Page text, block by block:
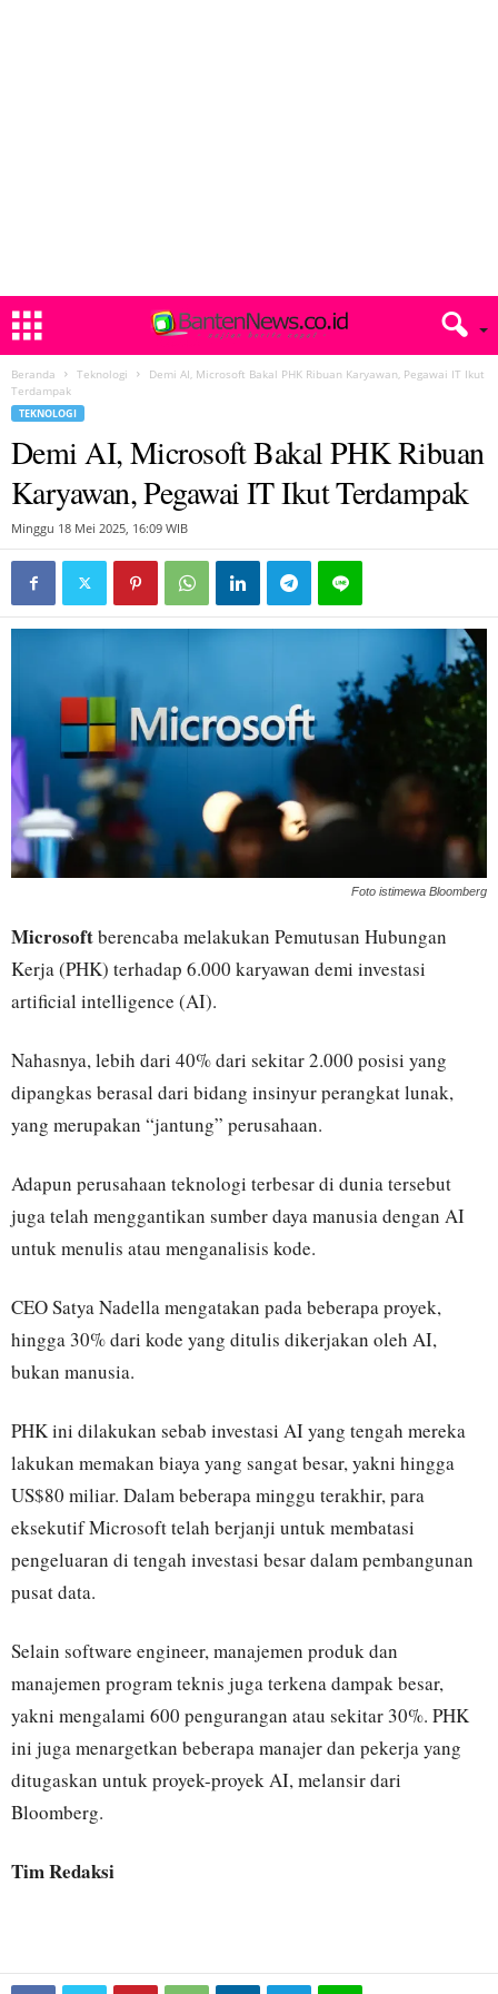
Beranda Teknologi
Demi AI, Microsoft Bakal PHK Ribuan Karyawan, Pegawai IT Ikut
Terdampak
TEKNOLOGI
Demi AI, Microsoft Bakal PHK Ribuan
Karyawan, Pegawai IT Ikut Terdampak
Minggu 18 Mei 2025, 16:09 WIB
Foto istimewa Bloomberg
Microsoftberencaba melakukan Pemutusan Hubungan
Kerja (PHK) terhadap 6.000 karyawan demi investasi
artificial intelligence (AI).
Nahasnya, lebih dari 40% dari sekitar 2.000 posisi yang
dipangkas berasal dari bidang insinyur perangkat lunak,
yang merupakan “jantung” perusahaan.
Adapun perusahaan teknologi terbesar di dunia tersebut
juga telah menggantikan sumber daya manusia dengan AI
untuk menulis atau menganalisis kode.
CEO Satya Nadella mengatakan pada beberapa proyek,
hingga 30% dari kode yang ditulis dikerjakan oleh AI,
bukan manusia.
PHK ini dilakukan sebab investasi AI yang tengah mereka
lakukan memakan biaya yang sangat besar, yakni hingga
US$80 miliar. Dalam beberapa minggu terakhir, para
eksekutif Microsoft telah berjanji untuk membatasi
pengeluaran di tengah investasi besar dalam pembangunan
pusat data.
Selain software engineer, manajemen produk dan
manajemen program teknis juga terkena dampak besar,
yakni mengalami 600 pengurangan atau sekitar 30%. PHK
ini juga menargetkan beberapa manajer dan pekerja yang
ditugaskan untuk proyek-proyek AI, melansir dari
Bloomberg.
Tim Redaksi